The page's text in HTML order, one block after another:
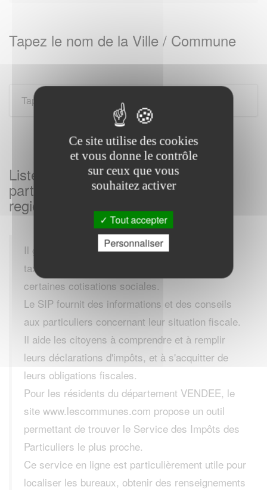
Tapez le nom de la Ville / Commune
Listes des Services des impôts aux
particuliers sur MONTREUIL et sa
region
Il gère également les impôts locaux, comme la
taxe d'habitation et la taxe foncière, ainsi que
certaines cotisations sociales.
Le SIP fournit des informations et des conseils
aux particuliers concernant leur situation fiscale.
Il aide les citoyens à comprendre et à remplir
leurs déclarations d'impôts, et à s'acquitter de
leurs obligations fiscales.
Pour les résidents du département VENDEE, le
site www.lescommunes.com propose un outil
permettant de trouver le Service des Impôts des
Particuliers le plus proche.
Ce service en ligne est particulièrement utile pour
localiser les bureaux, obtenir des renseignements
Ce site utilise des cookies
et vous donne le contrôle
sur ceux que vous
souhaitez activer
Tout accepter
Personnaliser